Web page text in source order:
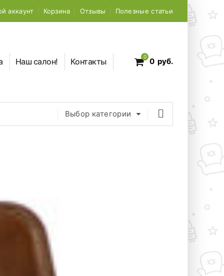
аккаунт Корзина Отзывы Полезные статьи
Наш салон! Контакты 0 0 руб.
Выбор категории